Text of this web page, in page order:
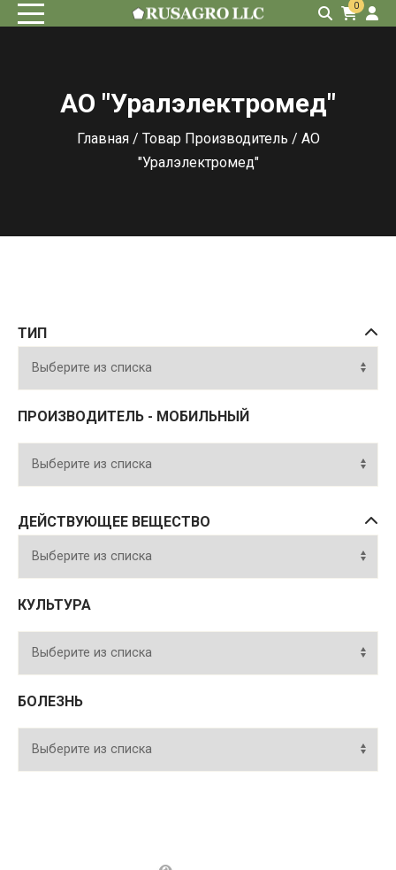
0
АО "Уралэлектромед"
Главная/ Товар Производитель / АО
"Уралэлектромед"
ТИП
ПРОИЗВОДИТЕЛЬ - МОБИЛЬНЫЙ
ДЕЙСТВУЮЩЕЕ ВЕЩЕСТВО
КУЛЬТУРА
БОЛЕЗНЬ